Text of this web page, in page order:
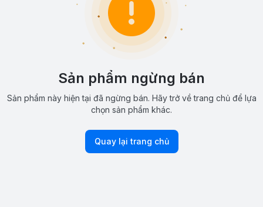
Sản phẩm ngừng bán
Sản phẩm này hiện tại đã ngừng bán. Hãy trở về trang chủ để lựa
chọn sản phẩm khác.
Quay lại trang chủ